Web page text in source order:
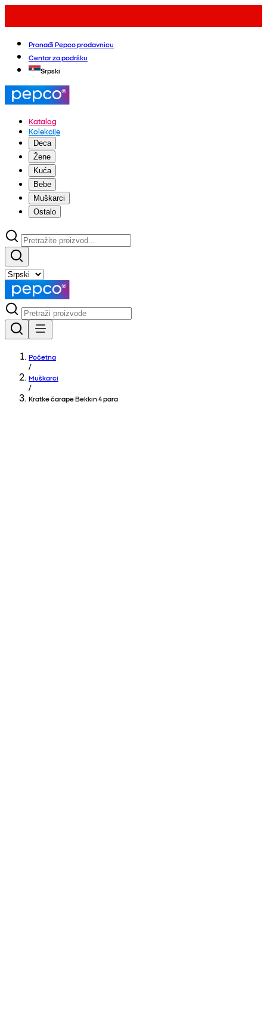
Pronađi Pepco prodavnicu
Centar za podršku
Srpski
Katalog
Kolekcije
Deca
Žene
Kuća
Bebe
Muškarci
Ostalo
Početna
/
Muškarci
/
Kratke čarape Bekkin 4 para